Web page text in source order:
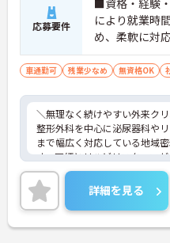
応募要件
により就業時
め、柔軟に対
車通勤可 残業少なめ 無資格OK
＼無理なく続けやすい外来ク
整形外科を中心に泌尿器科や
まで幅広く対応している地域
す。医師とリハビリスタッフ
療からリハビリまで院内で完
いるのが特徴です。外来患者様
できるため、一人ひとりに丁
です。勤務は「日勤のみ」で
間や日数の相談もできるため
詳細を見る